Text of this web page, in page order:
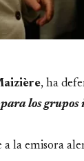
, ha
los grupos
a la emisora